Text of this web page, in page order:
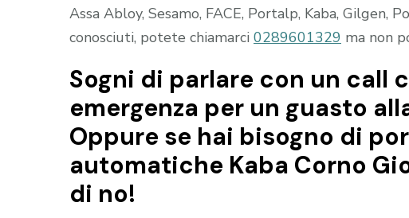
Assa Abloy, Sesamo, FACE, Portalp, Kaba, Gilgen,
conosciuti, potete chiamarci 0289601329 ma non
Sogni di parlare con un call
emergenza per un guasto
Oppure se hai bisogno di
automatiche Kaba Corno
di no!